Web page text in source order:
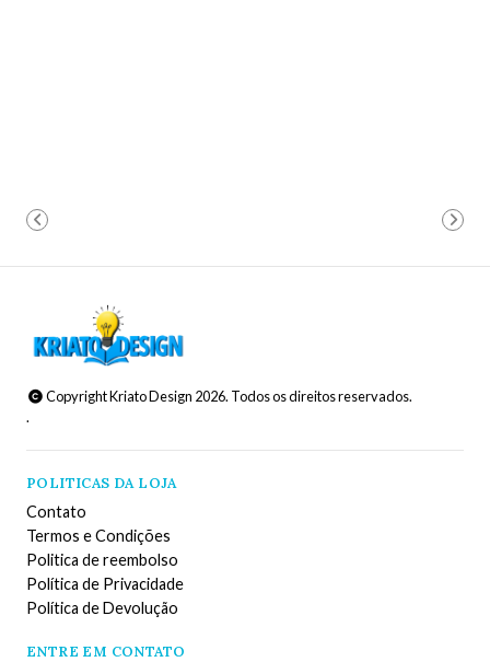
Copyright Kriato Design 2026. Todos os direitos reservados.
.
POLITICAS DA LOJA
Contato
Termos e Condições
Politica de reembolso
Política de Privacidade
Política de Devolução
ENTRE EM CONTATO